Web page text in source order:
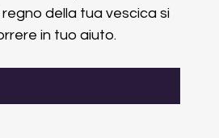
regno della tua vescica si
in tuo aiuto.